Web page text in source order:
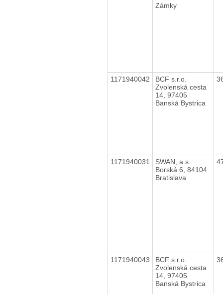
Zámky
1171940042
BCF s.r.o.
Zvolenská cesta
14, 97405
Banská Bystrica
1171940031
SWAN, a.s.
Borská 6, 84104
Bratislava
1171940043
BCF s.r.o.
Zvolenská cesta
14, 97405
Banská Bystrica